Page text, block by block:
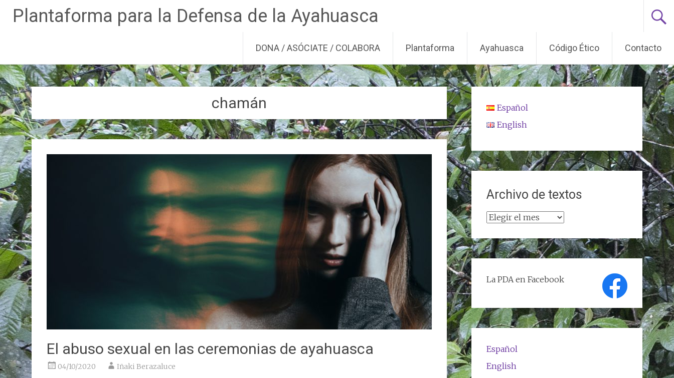
Ir
al
contenido
Plantaforma para la Defensa de la Ayahuasca
DONA / ASÓCIATE / COLABORA Plantaforma Ayahuasca Código Ético Contacto
chamán
El abuso sexual en las ceremonias de ayahuasca
04/10/2020 Iñaki Berazaluce
Español
English
Archivo de textos
Archivo
textos
La PDA en Facebook
Español
English